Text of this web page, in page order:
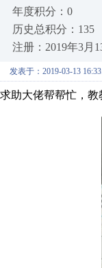
年度积分：0
历史总积分：135
注册：2019年3月
发表于：2019-03-13
求助大佬帮帮忙，